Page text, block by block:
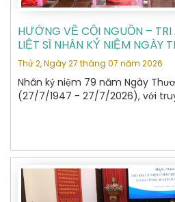
HƯỚNG VỀ CỘI NGUỒN –
LIỆT SĨ NHÂN KỶ NIỆM NGÀY
27/7
Thứ 2, Ngày 27 tháng 07 năm 2026
Nhân kỷ niệm 79 năm Ngày
(27/7/1947 - 27/7/2026), với
nước nhớ nguồn", "Đền ơn đáp
Nội đã tổ chức hành trình dâng
tỉnh Tuyên Quang – nơi yên
bảo vệ biên giới phía Bắc của Tổ
1989.